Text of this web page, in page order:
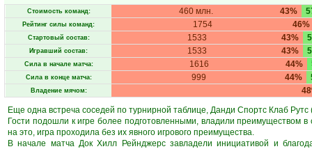
Стоимость команд: 43%
460 млн.
Рейтинг силы команд: 46%
1754
Стартовый состав: 43%
1533
Игравший состав: 43%
1533
Сила в начале матча: 44%
1616
Сила в конце матча: 44%
999
Владение мячом:
Еще одна встреча соседей по турнирной таблице, Данди Спортс Клаб
Гости подошли к игре более подготовленными, владили преимуществом
на это, игра проходила без их явного игрового преимущества.
В начале матча Док Хилл Рейнджерс завладели инициативой и